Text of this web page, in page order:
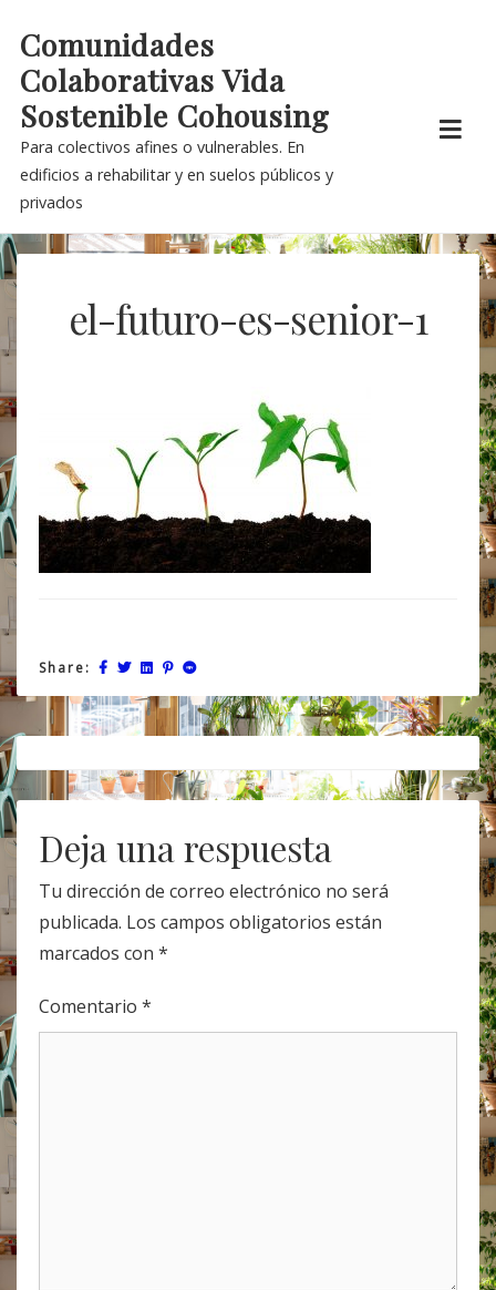
content
Comunidades
Colaborativas Vida
Sostenible Cohousing
Para colectivos afines o vulnerables. En
edificios a rehabilitar y en suelos públicos y
privados
el-futuro-es-senior-1
Share:
Post
navigation
Deja una respuesta
Tu dirección de correo electrónico no será
publicada. Los campos obligatorios están
marcados con *
Comentario *